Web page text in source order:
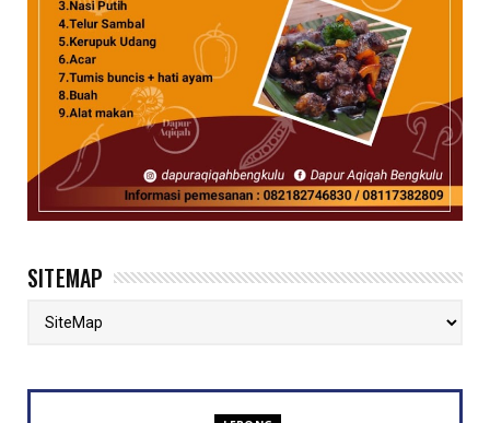
SITEMAP